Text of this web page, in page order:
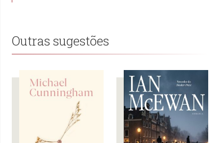
Outras sugestões